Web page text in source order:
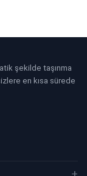
şekilde taşınma
en kısa sürede